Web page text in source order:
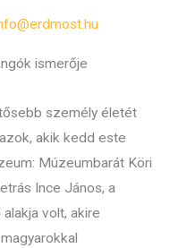
ismerője
személy életét
akik kedd este
Múzeumbarát Köri
Ince János, a
volt, akire